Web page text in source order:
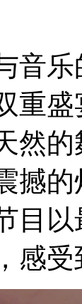
音
重
然
撼
目
感